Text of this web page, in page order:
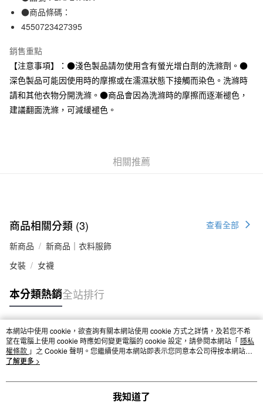
上海商業儲蓄銀行
臺灣中小企業銀行
匯豐（台灣）商業銀行
聯邦商業銀行
元大商業銀行
永豐商業銀行
玉山商業銀行
星展（台灣）商業銀行
台新國際商業銀行
中國信託商業銀行
台灣樂天信用卡公司
LINE Pay
Apple Pay
街口支付
悠遊付
運送方式
付款後7-11取貨
每筆NT$65，滿NT$1,000(含以上)免運費
宅配
每筆NT$150，滿NT$2,000(含以上)免運費
無印良品門市自取
免運費
●商品條碼：
4550723427395
銷售重點
【注意事項】：●淺色製品請勿使用含有螢光增白劑的洗滌劑。●
深色製品可能因使用時的摩擦或在濡濕狀態下接觸而染色。洗滌時
請和其他衣物分開洗滌。●商品會因為洗滌時的摩擦而逐漸褪色，
建議翻面洗滌，可減緩褪色。
相關推薦
商品相關分類 (3)
查看全部
新商品
新商品｜衣料服飾
女裝
女襪
本分類熱銷全站排行
熱門標籤
本網站中使用 cookie，欲查詢有關本網站使用 cookie 方式之詳情，及若您不希
望在電腦上使用 cookie 時應如何變更電腦的 cookie 設定，請參閱本網站「 隱私
權條款 」之 Cookie 聲明。您繼續使用本網站即表示您同意本公司得按本網站使
用條款之 Cookie 聲明使用 cookie。
了解更多 >
我知道了